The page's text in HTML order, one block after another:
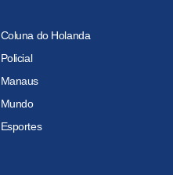
Coluna do Holanda
Policial
Manaus
Mundo
Esportes